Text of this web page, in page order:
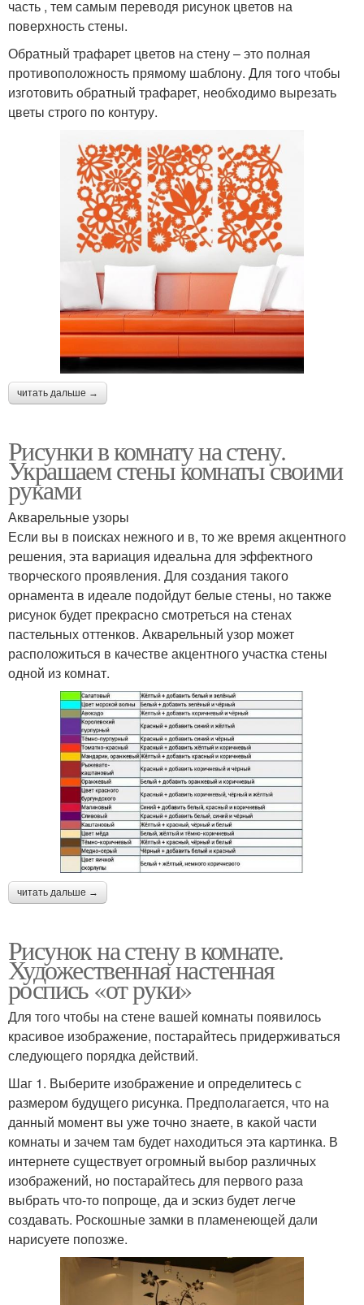
часть , тем самым переводя рисунок цветов на
поверхность стены.
Обратный трафарет цветов на стену – это полная
противоположность прямому шаблону. Для того чтобы
изготовить обратный трафарет, необходимо вырезать
цветы строго по контуру.
читать дальше →
Рисунки в комнату на стену.
Украшаем стены комнаты своими
руками
Акварельные узоры
Если вы в поисках нежного и в, то же время акцентного
решения, эта вариация идеальна для эффектного
творческого проявления. Для создания такого
орнамента в идеале подойдут белые стены, но также
рисунок будет прекрасно смотреться на стенах
пастельных оттенков. Акварельный узор может
расположиться в качестве акцентного участка стены
одной из комнат.
читать дальше →
Рисунок на стену в комнате.
Художественная настенная
роспись «от руки»
Для того чтобы на стене вашей комнаты появилось
красивое изображение, постарайтесь придерживаться
следующего порядка действий.
Шаг 1. Выберите изображение и определитесь с
размером будущего рисунка. Предполагается, что на
данный момент вы уже точно знаете, в какой части
комнаты и зачем там будет находиться эта картинка. В
интернете существует огромный выбор различных
изображений, но постарайтесь для первого раза
выбрать что-то попроще, да и эскиз будет легче
создавать. Роскошные замки в пламенеющей дали
нарисуете попозже.